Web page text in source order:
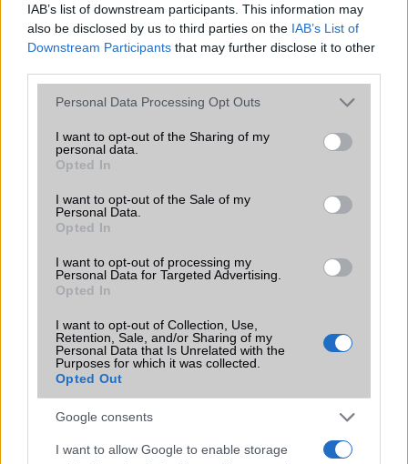
IAB’s list of downstream participants. This information may
also be disclosed by us to third parties on the IAB’s List of
Downstream Participants that may further disclose it to other
Please note that this website/app uses one or more Google
not limited to your visit or usage behaviour. You may click to
grant or deny consent to Google and its third-party tags to
use your data for below specified purposes in below Google
consent section.
Personal Data Processing Opt Outs
I want to opt-out of the Sharing of my
personal data.
Opted In
I want to opt-out of the Sale of my
Personal Data.
Opted In
I want to opt-out of processing my
Personal Data for Targeted Advertising.
Opted In
I want to opt-out of Collection, Use,
Retention, Sale, and/or Sharing of my
Personal Data that Is Unrelated with the
Purposes for which it was collected.
Opted Out
Google consents
I want to allow Google to enable storage
Az Edge Panel az egyik leghasznosabb funkció, amely
jelentősen felgyorsítja a mindennapi használatot,
miközben a Pixel telefonokból továbbra is hiányzik.
KAPCSOLÓDÓ HÍREK
Samsungos vagy? Azt hiszed, jön az Android 6?
Ezekért a funkciókért várhatjuk az Android 6-ot
Írd fel a naptárba: szeptember 29!
Android 6.0 Marshmallow: október 5-től letölthető
LG G4 tulajdonosok: megérkezett a Marshmallow
Európába!
Android 6.0: megérkezett a britekhez az S6 és S6 edge-re
Android 7.0 Nougat: úton feléd!
Drágább lesz a két új Nexus mint az elődök